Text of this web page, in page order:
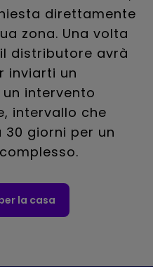
direttamente
zona. Una volta
distributore avrà
inviarti un
intervento
intervallo che
giorni per un
la casa